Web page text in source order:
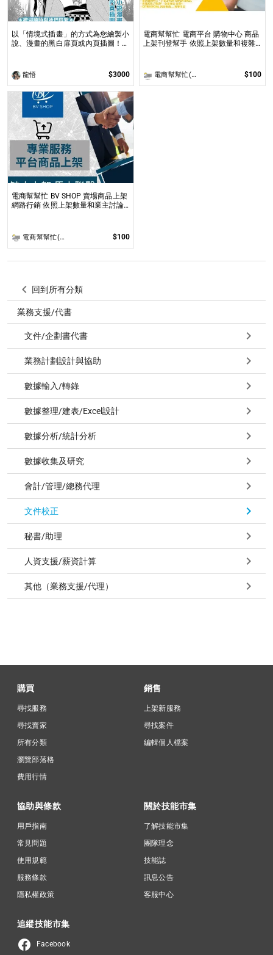
以「情境式插畫」的方式為您繪製小
說、漫畫的黑白扉頁或內頁插圖！
畫黑白扉頁或內頁插圖！
龍悟 $3000
電商幫幫忙 電商平台 購物中心 商品
上架刊登幫手 依照上架數量和複雜
電商幫幫忙(電商平台代營運/電商上架/運營策略/網路行銷) $100
電商幫幫忙 BV SHOP 賣場商品上架
網路行銷 依照上架數量和業主討論
電商幫幫忙(電商平台代營運/電商上架/運營策略/網路行銷) $100
回到所有分類
業務支援/代書
文件/企劃書代書
業務計劃設計與協助
數據輸入/轉錄
數據整理/建表/Excel設計
數據分析/統計分析
數據收集及研究
會計/管理/總務代理
文件校正
秘書/助理
人資支援/薪資計算
其他（業務支援/代理）
購買
尋找服務
尋找賣家
所有分類
瀏覽部落格
費用行情
銷售
上架新服務
尋找案件
編輯個人檔案
協助與條款
用戶指南
常見問題
使用規範
服務條款
隱私權政策
關於技能市集
了解技能市集
團隊理念
技能誌
訊息公告
客服中心
追縱技能市集
Facebook